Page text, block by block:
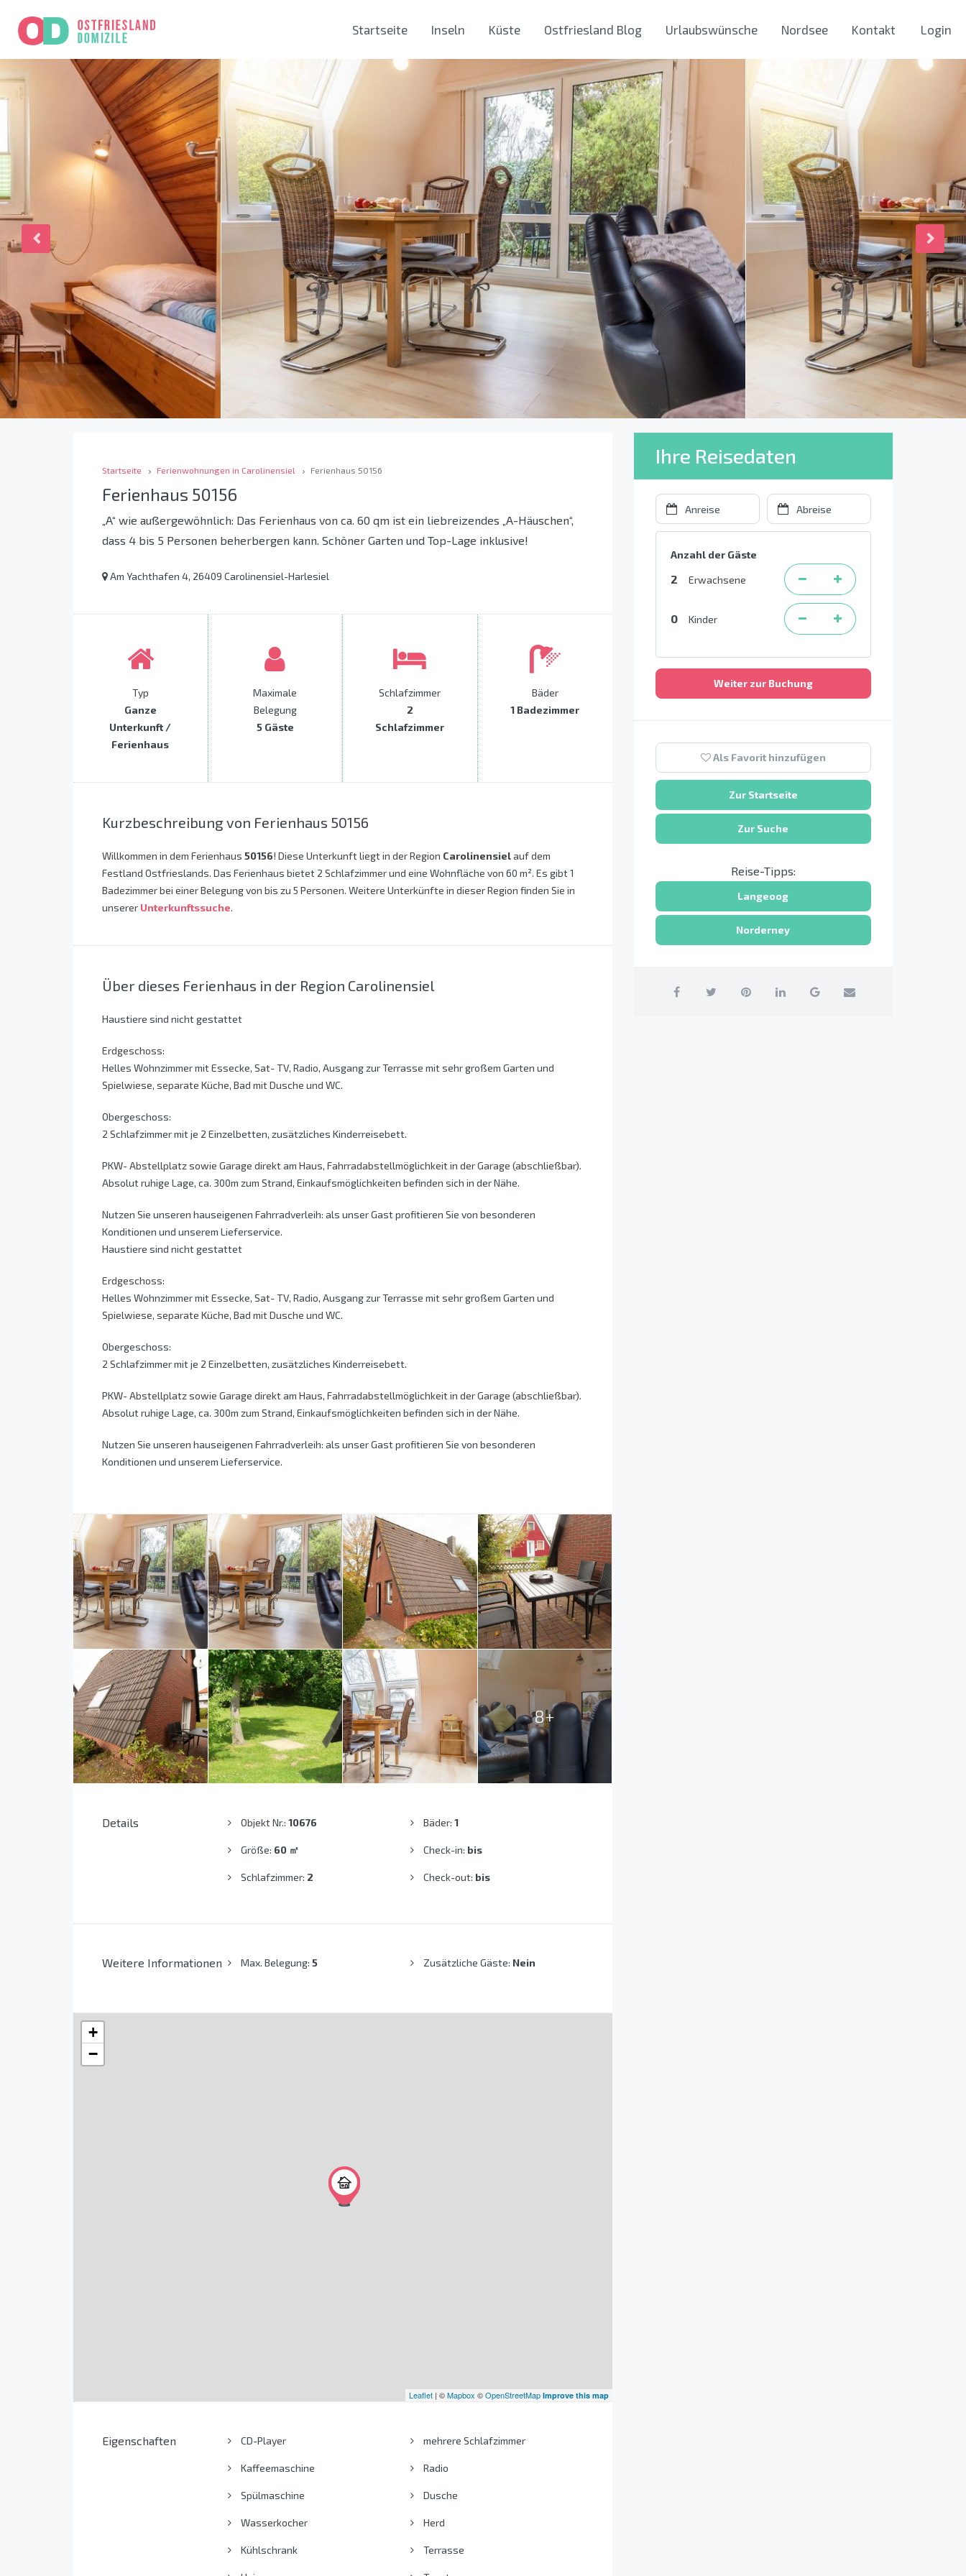
Startseite Inseln Küste Ostfriesland Blog Urlaubswünsche Nordsee Kontakt Login
Startseite Ferienwohnungen in Carolinensiel Ferienhaus 50156
Ferienhaus 50156
„A“ wie außergewöhnlich: Das Ferienhaus von ca. 60 qm ist ein liebreizendes „A-Häuschen“,
dass 4 bis 5 Personen beherbergen kann. Schöner Garten und Top-Lage inklusive!
Am Yachthafen 4, 26409 Carolinensiel-Harlesiel
Typ
Ganze
Unterkunft /
Ferienhaus
Maximale
Belegung
5 Gäste
Schlafzimmer
2
Schlafzimmer
Bäder
1 Badezimmer
Kurzbeschreibung von Ferienhaus 50156
Willkommen in dem Ferienhaus 50156! Diese Unterkunft liegt in der Region Carolinensielauf dem
Festland Ostfrieslands. Das Ferienhaus bietet 2 Schlafzimmer und eine Wohnfläche von 60 m². Es gibt 1
Badezimmer bei einer Belegung von bis zu 5 Personen. Weitere Unterkünfte in dieser Region finden Sie in
unserer Unterkunftssuche.
Über dieses Ferienhaus in der Region Carolinensiel
Haustiere sind nicht gestattet
Erdgeschoss:
Helles Wohnzimmer mit Essecke, Sat- TV, Radio, Ausgang zur Terrasse mit sehr großem Garten und
Spielwiese, separate Küche, Bad mit Dusche und WC.
Obergeschoss:
2 Schlafzimmer mit je 2 Einzelbetten, zusätzliches Kinderreisebett.
PKW- Abstellplatz sowie Garage direkt am Haus, Fahrradabstellmöglichkeit in der Garage (abschließbar).
Absolut ruhige Lage, ca. 300m zum Strand, Einkaufsmöglichkeiten befinden sich in der Nähe.
Nutzen Sie unseren hauseigenen Fahrradverleih: als unser Gast profitieren Sie von besonderen
Konditionen und unserem Lieferservice.
Haustiere sind nicht gestattet
Erdgeschoss:
Helles Wohnzimmer mit Essecke, Sat- TV, Radio, Ausgang zur Terrasse mit sehr großem Garten und
Spielwiese, separate Küche, Bad mit Dusche und WC.
Obergeschoss:
2 Schlafzimmer mit je 2 Einzelbetten, zusätzliches Kinderreisebett.
PKW- Abstellplatz sowie Garage direkt am Haus, Fahrradabstellmöglichkeit in der Garage (abschließbar).
Absolut ruhige Lage, ca. 300m zum Strand, Einkaufsmöglichkeiten befinden sich in der Nähe.
Nutzen Sie unseren hauseigenen Fahrradverleih: als unser Gast profitieren Sie von besonderen
Konditionen und unserem Lieferservice.
8+
Details Objekt Nr.: 10676
Größe: 60 ㎡
Schlafzimmer: 2
Bäder:1
Check-in: bis
Check-out: bis
Weitere Informationen Max. Belegung: 5 Zusätzliche Gäste: Nein
+
−
Leaflet | ©Mapbox ©OpenStreetMap Improve this map
Eigenschaften CD-Player
Kaffeemaschine
Spülmaschine
Wasserkocher
Kühlschrank
mehrere Schlafzimmer
Radio
Dusche
Herd
Terrasse
Ihre Reisedaten
Anzahl der Gäste
2 Erwachsene
0 Kinder
Weiter zur Buchung
Als Favorit hinzufügen
Zur Startseite
Zur Suche
Reise-Tipps:
Langeoog
Norderney